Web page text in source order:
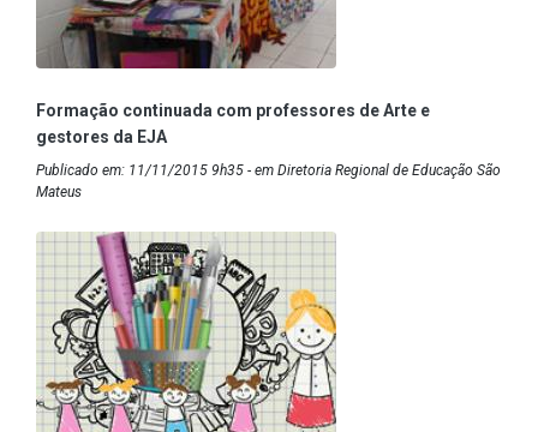
Formação continuada com professores de Arte e
gestores da EJA
Publicado em: 11/11/2015 9h35 - em Diretoria Regional de Educação São
Mateus